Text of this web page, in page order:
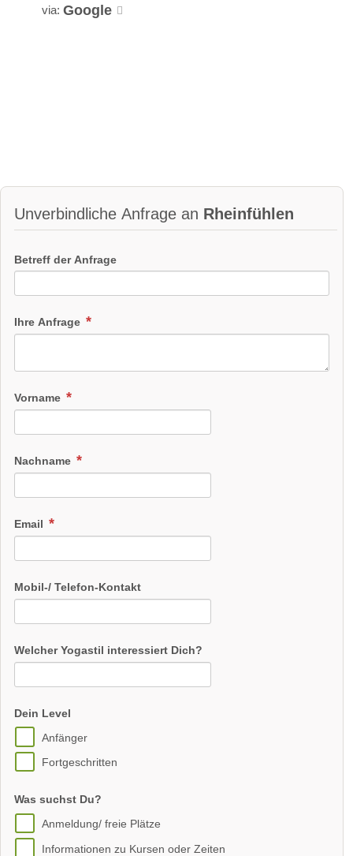
via: Google
Unverbindliche Anfrage an Rheinfühlen
Betreff der Anfrage
Ihre Anfrage
Vorname
Nachname
Email
Mobil-/ Telefon-Kontakt
Welcher Yogastil interessiert Dich?
Dein Level
Anfänger
Fortgeschritten
Was suchst Du?
Anmeldung/ freie Plätze
Informationen zu Kursen oder Zeiten